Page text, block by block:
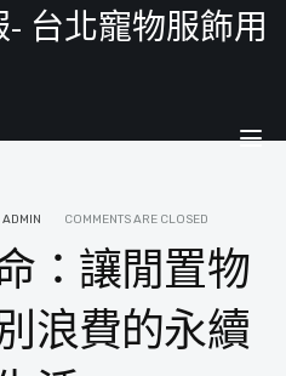
台北寵物服飾用
ADMIN COMMENTS ARE CLOSED
：讓閒置物
浪費的永續